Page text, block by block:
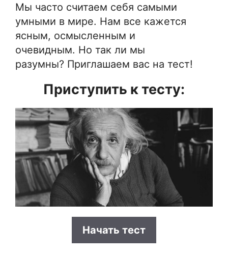
Мы часто считаем себя самыми
умными в мире. Нам все кажется
ясным, осмысленным и
очевидным. Но так ли мы
разумны? Приглашаем вас на тест!
Приступить к тесту:
Начать тест